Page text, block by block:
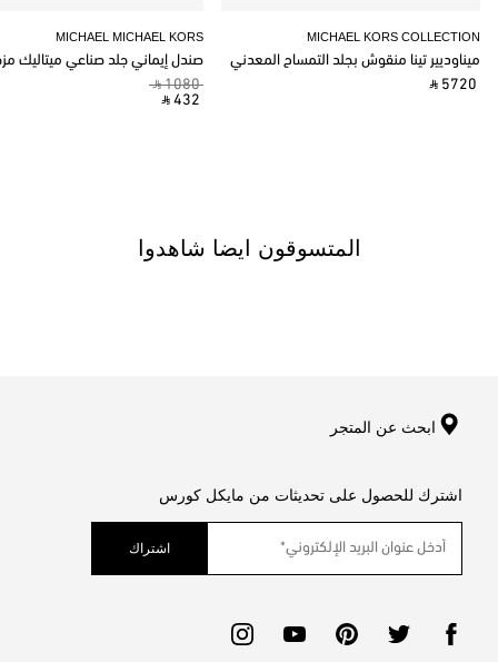
MICHAEL MICHAEL KORS
صندل إيماني جلد صناعي ميتاليك
‎ ⃁ 1080 ‎
‎ ⃁ 432 ‎
MICHAEL KORS COLLECTION
ميناوديير تينا منقوش بجلد التمساح المعدني
‎ ⃁ 5720 ‎
المتسوقون ايضا شاهدوا
ابحث عن المتجر
اشترك للحصول على تحديثات من مايكل كورس
اشتراك